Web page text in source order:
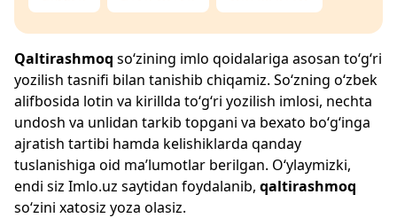
Qaltirashmoq so‘zining imlo qoidalariga asosan to‘g‘ri
yozilish tasnifi bilan tanishib chiqamiz. So‘zning o‘zbek
alifbosida lotin va kirillda to‘g‘ri yozilish imlosi, nechta
undosh va unlidan tarkib topgani va bexato bo‘g‘inga
ajratish tartibi hamda kelishiklarda qanday
tuslanishiga oid ma’lumotlar berilgan. O‘ylaymizki,
endi siz Imlo.uz saytidan foydalanib, qaltirashmoq
so‘zini xatosiz yoza olasiz.